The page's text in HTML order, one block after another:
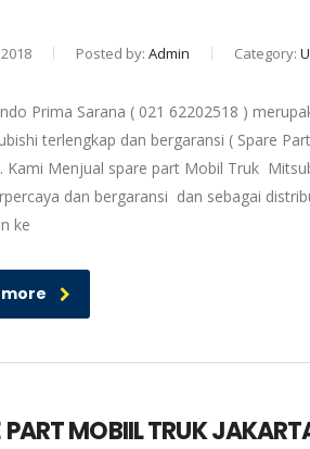
Posted by: Admin Category:
Prima Sarana ( 021 62202518 )
terlengkap dan bergaransi ( Spare
Kami Menjual spare part Mobil Truk
dan bergaransi dan sebagai
ke
PART MOBIIL TRUK